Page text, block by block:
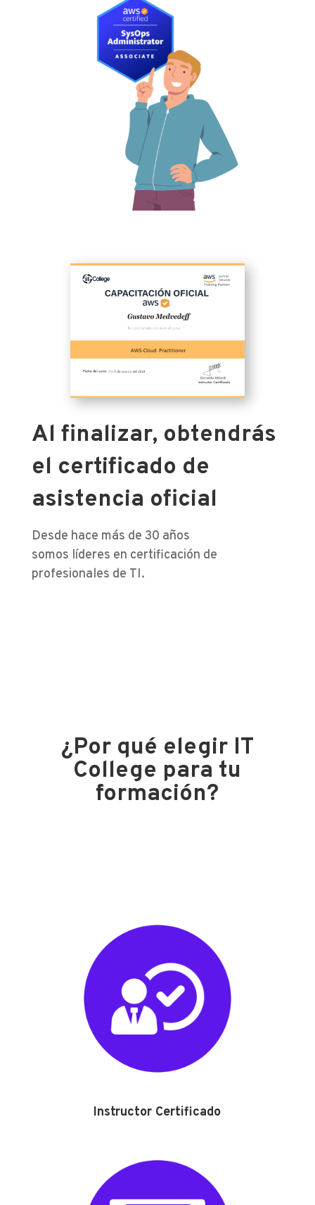
Al finalizar, obtendrás
el certificado de
asistencia oficial
Desde hace más de 30 años
somos líderes en certificación de
profesionales de TI.
¿Por qué elegir IT
College para tu
formación?
Instructor Certificado